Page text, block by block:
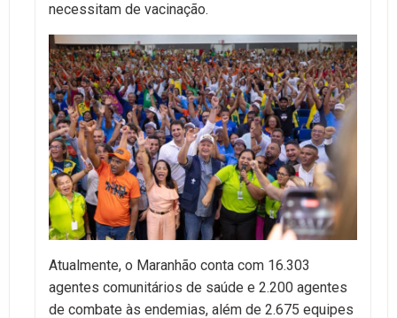
necessitam de vacinação.
Atualmente, o Maranhão conta com 16.303
agentes comunitários de saúde e 2.200 agentes
de combate às endemias, além de 2.675 equipes